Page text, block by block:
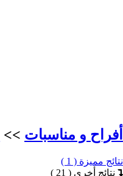
أفراح و مناسبات >>
نتائج مميزة ( 1 )
نتائج أخري ( 21 )